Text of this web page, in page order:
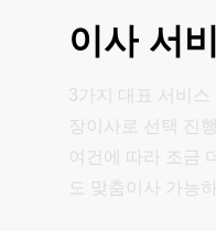
이사 서
3가지 대표 서비스
장이사로 선택 진
여건에 따라 조금
도 맞춤이사 가능